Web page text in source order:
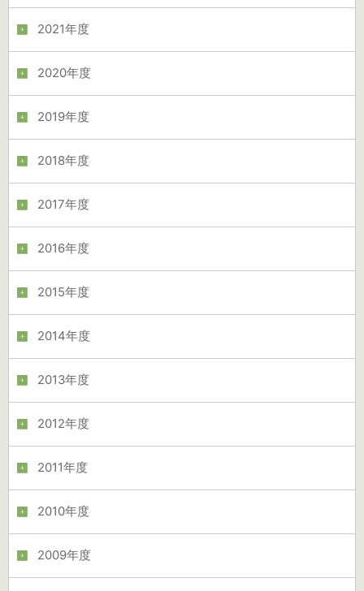
2021年度
2020年度
2019年度
2018年度
2017年度
2016年度
2015年度
2014年度
2013年度
2012年度
2011年度
2010年度
2009年度